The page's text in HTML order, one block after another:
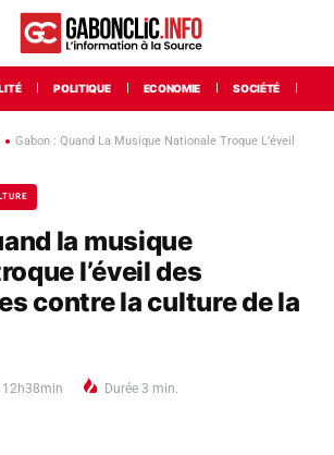
POLITIQUE ECONOMIE SOCIÉTÉ
Gabon : Quand La Musique Nationale Troque L’éveil
la musique
l’éveil des
contre la culture de la
Durée 3 min.